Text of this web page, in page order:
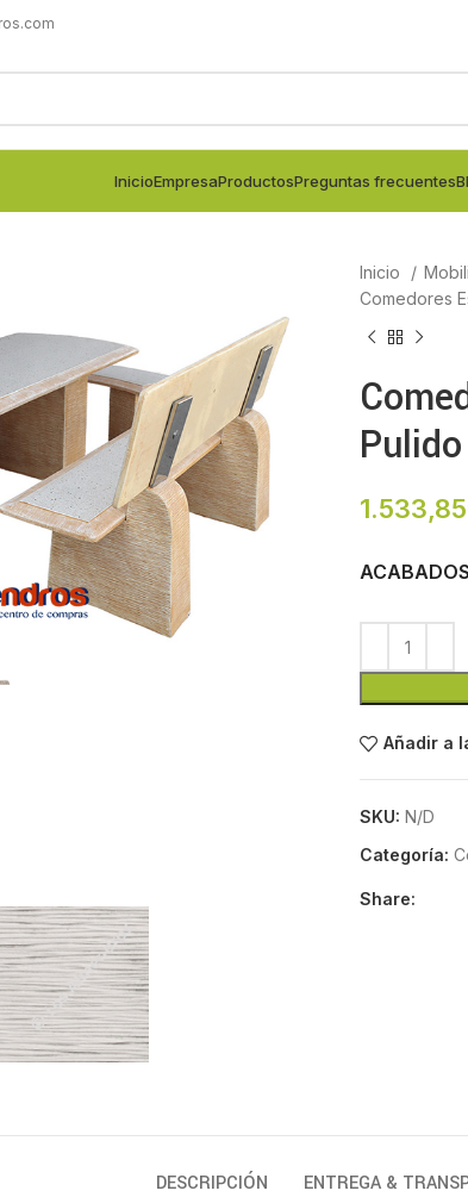
InicioEmpresaProductosPreguntas frecuentes
Inicio
Comedores
Pulido
1.533,85
Añadir a
SKU: N/D
Categoría:
Share:
DESCRIPCIÓN ENTREGA &